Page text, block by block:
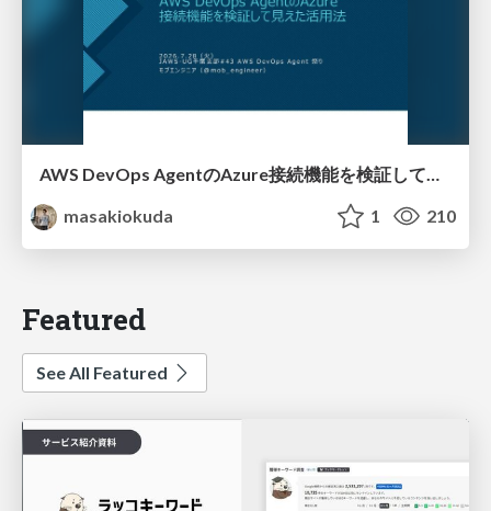
AWS DevOps AgentのAzure接続機能を検証して見えた活用法／Use Cases Verified for the AWS DevOps Agent's Azure Connectivity Feature
masakiokuda
1 210
Featured
See All Featured